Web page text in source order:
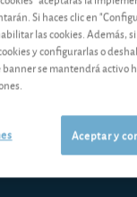
Si haces clic en
las cookies. Además,
y configurarlas o
se mantendrá activo
Aceptar y